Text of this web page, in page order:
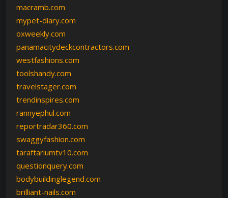
macramb.com
mypet-diary.com
oxweekly.com
panamacitydeckcontractors.com
westfashions.com
toolshandy.com
travelstager.com
trendinspires.com
rannyephul.com
reportradar360.com
swaggyfashion.com
taraftariumtv10.com
questionquery.com
bodybuildinglegend.com
brilliant-nails.com